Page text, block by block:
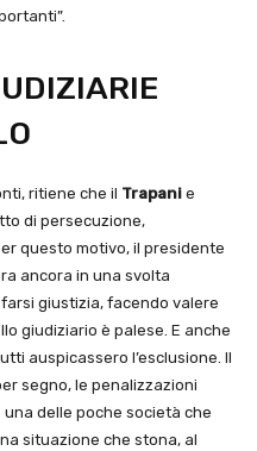
ritiene che il Trapani e
di persecuzione,
questo motivo, il presidente
ancora in una svolta
giustizia, facendo valere
giudiziario è palese. E anche
auspicassero l’esclusione. Il
segno, le penalizzazioni
delle poche società che
situazione che stona, al